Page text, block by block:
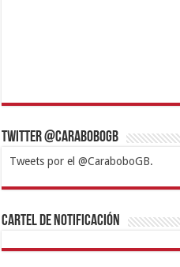
Twitter @CaraboboGB
Tweets por el @CaraboboGB.
1xbetBetturkeyBetistKralbet
https://mvbcasino.com/
Cartel de Notificación